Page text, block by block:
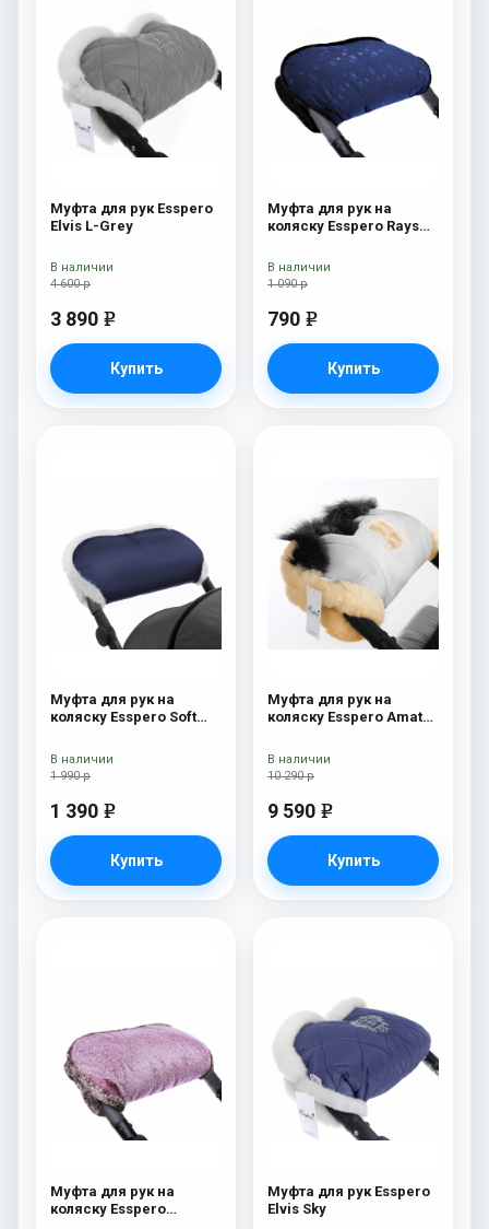
Муфта для рук Esspero
Elvis L-Grey
4 600 р
3 890 e
Купить
В наличии
Муфта для рук на
коляску Esspero Rays
1 090 р
790 e
Купить
В наличии
Муфта для рук на
коляску Esspero Soft
1 990 р
1 390 e
Купить
В наличии
Муфта для рук на
коляску Esspero Amato
10 290 р
9 590 e
Купить
В наличии
Муфта для рук на
коляску Esspero
Муфта для рук Esspero
Elvis Sky